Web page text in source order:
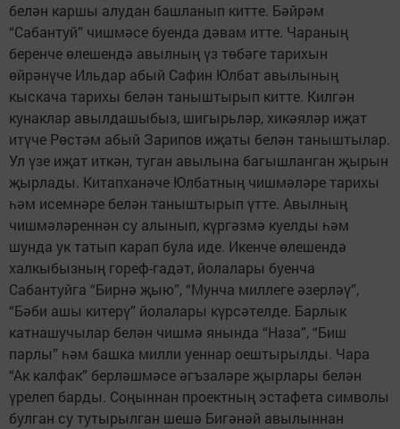
белән каршы алудан башланып китте. Бәйрәм
“Сабантуй” чишмәсе буенда дәвам итте. Чараның
беренче өлешендә авылның үз төбәге тарихын
өйрәнүче Ильдар абый Сафин Юлбат авылының
кыскача тарихы белән таныштырып китте. Килгән
кунаклар авылдашыбыз, шигырьләр, хикәяләр иҗат
итүче Рөстәм абый Зарипов иҗаты белән таныштылар.
Ул үзе иҗат иткән, туган авылына багышланган җырын
җырлады. Китапханәче Юлбатның чишмәләре тарихы
һәм исемнәре белән таныштырып үтте. Авылның
чишмәләреннән су алынып, күргәзмә куелды һәм
шунда ук татып карап була иде. Икенче өлешендә
халкыбызның гореф-гадәт, йолалары буенча
Сабантуйга “Бирнә җыю”, “Мунча миллеге әзерләү”,
“Бәби ашы китерү” йолалары күрсәтелде. Барлык
катнашучылар белән чишмә янында “Наза”, “Биш
парлы” һәм башка милли уеннар оештырылды. Чара
“Ак калфак” берләшмәсе әгъзаләре җырлары белән
үрелеп барды. Соңыннан проектның эстафета символы
булган су тутырылган шешә Бигәнәй авылыннан